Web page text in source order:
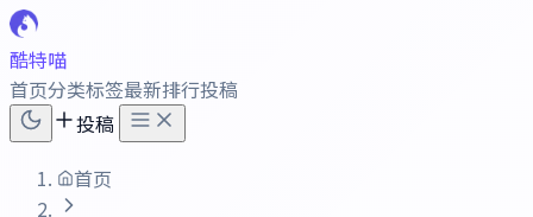
酷特喵
首页分类标签最新排行投稿
投稿
首页